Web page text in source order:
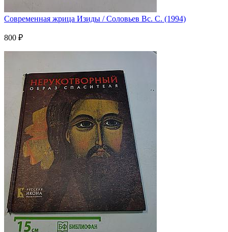
Современная жрица Изиды / Соловьев Вс. С. (1994)
800 ₽